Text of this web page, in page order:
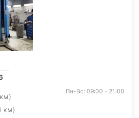
км)
Пн-Вс: 09:00 - 21:00